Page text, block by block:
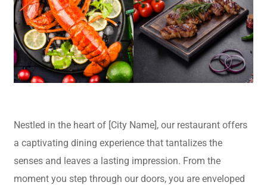
Nestled in the heart of [City Name], our restaurant offers
a captivating dining experience that tantalizes the
senses and leaves a lasting impression. From the
moment you step through our doors, you are enveloped